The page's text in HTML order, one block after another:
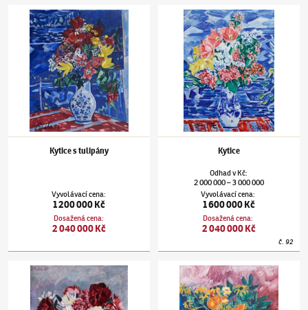
Václav Špála(1885–1946)Kytice s tulipány
Kytice s tulipány
Vyvolávací cena:
1 200 000 Kč
Dosažená cena:
2 040 000 Kč
Václav Špála(1885–1946)Kytice
Kytice
OdhadvKč:
2 000 000–3 000 000
Vyvolávací cena:
1 600 000 Kč
Dosažená cena:
2 040 000 Kč
č.92
Václav Špála(1885–1946)Pivoňky Václav Špála(1885–1946)Vlčí máky a